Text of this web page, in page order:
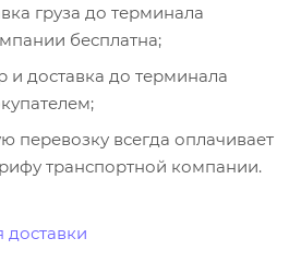
груза до терминала
бесплатна;
и доставка до терминала
перевозку всегда оплачивает
транспортной компании.